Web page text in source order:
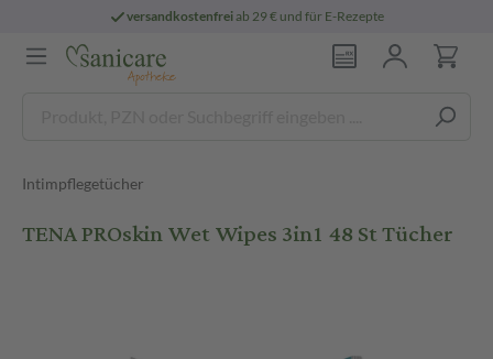
versandkostenfreiab 29 € und für E-Rezepte
Intimpflegetücher
TENA PROskin Wet Wipes 3in1 48 St Tücher